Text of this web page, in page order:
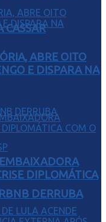
DERRUBA
ABRE OITO
E DISPARA NA
DIPLOMÁTICA